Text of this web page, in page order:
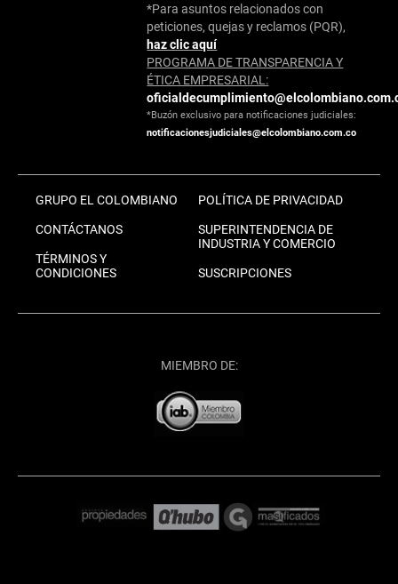
*Para asuntos relacionados con
peticiones, quejas y reclamos (PQR),
haz clic aquí
PROGRAMA DE TRANSPARENCIA Y
ÉTICA EMPRESARIAL:
*Buzón exclusivo para notificaciones judiciales:
notificacionesjudiciales@elcolombiano.com.co
GRUPO EL COLOMBIANO
CONTÁCTANOS
TÉRMINOS Y
CONDICIONES
POLÍTICA DE PRIVACIDAD
SUPERINTENDENCIA DE
INDUSTRIA Y COMERCIO
SUSCRIPCIONES
MIEMBRO DE: